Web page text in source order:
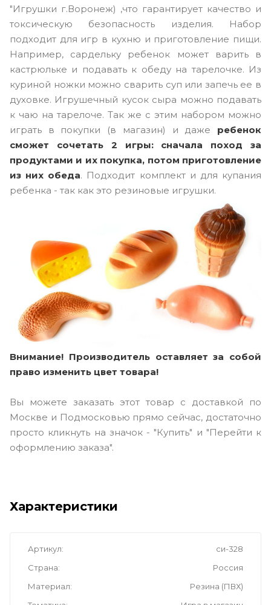
"Игрушки г.Воронеж) ,что гарантирует качество и
токсическую безопасность изделия. Набор
подходит для игр в кухню и приготовление пищи.
Например, сардельку ребенок может варить в
кастрюльке и подавать к обеду на тарелочке. Из
куриной ножки можно сварить суп или запечь ее в
духовке. Игрушечный кусок сыра можно подавать
к чаю на тарелоче. Так же с этим набором можно
играть в покупки (в магазин) и даже ребенок
сможет сочетать 2 игры: сначала поход за
продуктами и их покупка, потом приготовление
из них обеда. Подходит комплект и для купания
ребенка - так как это резиновые игрушки.
Внимание! Производитель оставляет за собой
право изменить цвет товара!
Вы можете заказать этот товар с доставкой по
Москве и Подмосковью прямо сейчас, достаточно
просто кликнуть на значок - "Купить" и "Перейти к
оформлению заказа".
Характеристики
Артикул
си-328
Страна
Россия
Материал
Резина (ПВХ)